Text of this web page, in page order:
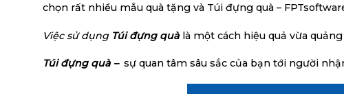
chọn rất nhiều mẫu quà tặng và Túi đựng quà –
Việc sử dụng Túi đựng quà là một cách hiệu quả vừa
Túi đựng quà – sự quan tâm sâu sắc của bạn tới người